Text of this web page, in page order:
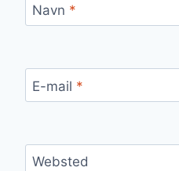
Navn *
E-mail *
Websted